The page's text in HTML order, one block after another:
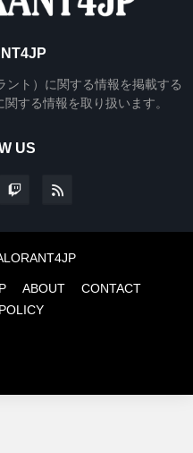
ント）に関する情報を掲載する
する情報を取り扱います。
US
ABOUT
CONTACT